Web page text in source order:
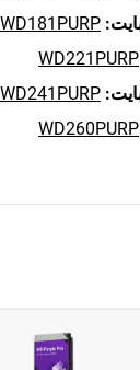
WD181PURP
WD221PURP
WD241PURP
WD260PURP